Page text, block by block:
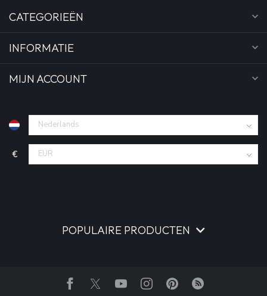
CATEGORIEËN
INFORMATIE
MIJN ACCOUNT
€
POPULAIRE PRODUCTEN